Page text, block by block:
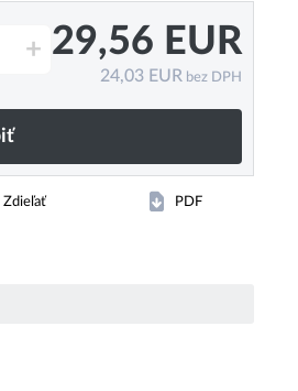
+ 29,56 EUR
24,03 EUR bez DPH
Zdieľať PDF